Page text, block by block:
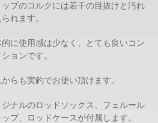
ップのコルクには若干の目抜けと汚れ
れます。
に使用感は少なく、とても良いコン
ョンです。
からも実釣でお使い頂けます。
ジナルのロッドソックス、フェルール
ップ、ロッドケースが付属します。